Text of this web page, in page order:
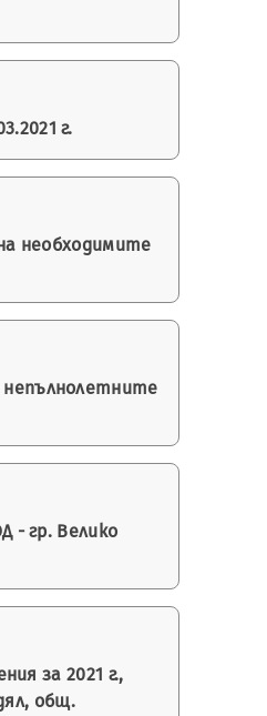
г.
необходимите
- гр. Велико
за 2021 г.,
общ.